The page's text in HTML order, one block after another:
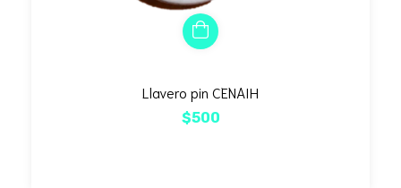
Llavero pin CENAIH
$500